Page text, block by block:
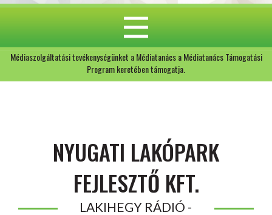
Médiaszolgáltatási tevékenységünket a Médiatanács a Médiatanács Támogatási
Program keretében támogatja.
NYUGATI LAKÓPARK
FEJLESZTŐ KFT.
LAKIHEGY RÁDIÓ -